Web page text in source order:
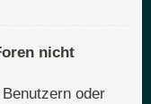
nicht
oder